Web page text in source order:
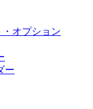
・オプション
ー